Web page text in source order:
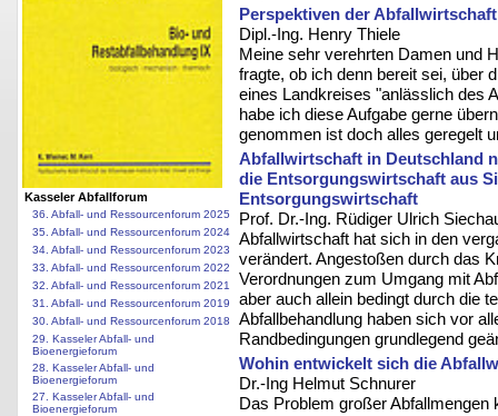
Kasseler Abfallforum
36. Abfall- und Ressourcenforum 2025
35. Abfall- und Ressourcenforum 2024
34. Abfall- und Ressourcenforum 2023
33. Abfall- und Ressourcenforum 2022
32. Abfall- und Ressourcenforum 2021
31. Abfall- und Ressourcenforum 2019
30. Abfall- und Ressourcenforum 2018
29. Kasseler Abfall- und
Bioenergieforum
28. Kasseler Abfall- und
Bioenergieforum
27. Kasseler Abfall- und
Bioenergieforum
Perspektiven der
Dipl.-Ing. Henry Thiele
Meine sehr verehrten Damen und
fragte, ob ich denn bereit sei, über
eines Landkreises "anlässlich des
habe ich diese Aufgabe gerne
genommen ist doch alles geregelt
Abfallwirtschaft in Deutschland
die Entsorgungswirtschaft aus
Entsorgungswirtschaft
Prof. Dr.-Ing. Rüdiger Ulrich
Abfallwirtschaft hat sich in den
verändert. Angestoßen durch das
Verordnungen zum Umgang mit
aber auch allein bedingt durch die
Abfallbehandlung haben sich vor
Randbedingungen grundlegend
Wohin entwickelt sich die
Dr.-Ing Helmut Schnurer
Das Problem großer